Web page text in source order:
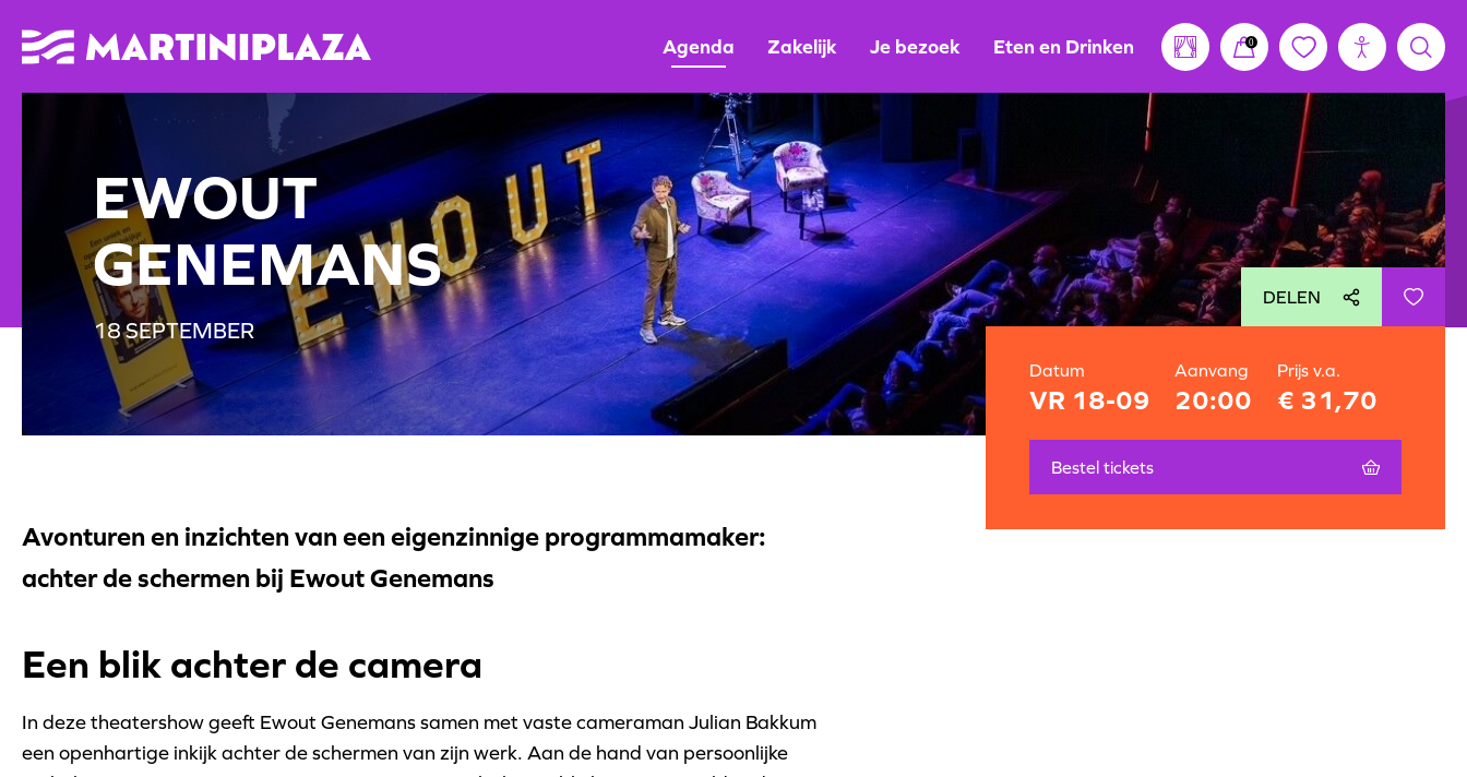
Agenda Zakelijk Je bezoek Eten en Drinken 0
EWOUT
GENEMANS
18 SEPTEMBER
Avonturen en inzichten van een eigenzinnige programmamaker:
achter de schermen bij Ewout Genemans
Een blik achter de camera
In deze theatershow geeft Ewout Genemans samen met vaste cameraman Julian Bakkum
een openhartige inkijk achter de schermen van zijn werk. Aan de hand van persoonlijke
DELEN
Datum
VR 18-09
Aanvang
20:00
Prijs v.a.
€ 31,70
Bestel tickets